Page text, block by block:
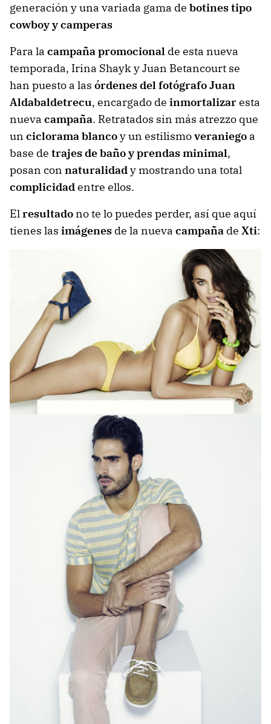
generación y una variada gama de botines tipo
cowboy y camperas
Para la campaña promocional de esta nueva
temporada, Irina Shayk y Juan Betancourt se
han puesto a las órdenes del fotógrafo Juan
Aldabaldetrecu, encargado de inmortalizaresta
nueva campaña. Retratados sin más atrezzo que
un ciclorama blancoy un estilismoveraniego a
base de trajes de baño y prendas minimal,
posan con naturalidady mostrando una total
complicidadentre ellos.
Elresultadono te lo puedes perder, así que aquí
tienes las imágenes de la nueva campaña de Xti: